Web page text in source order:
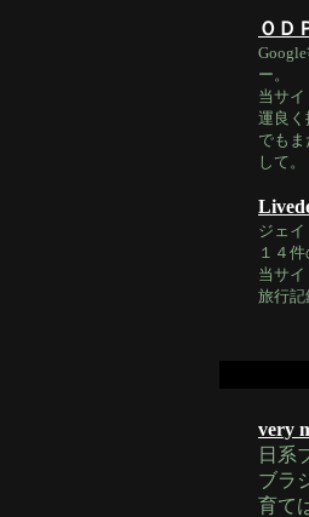
ＯＤ
ー。
当サ
運良く
でも
して。
ジェ
１４
当サ
旅行記
very
日系
ブラ
育て